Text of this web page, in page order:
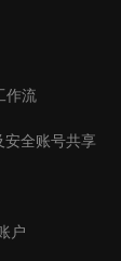
作流
全账号共享
户